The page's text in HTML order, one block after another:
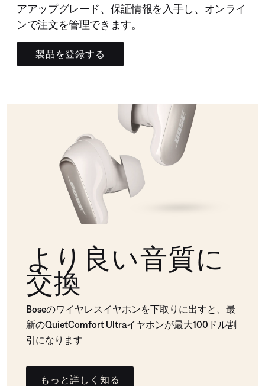
アアップグレード、保証情報を入手し、オンライ
ンで注文を管理できます。
製品を登録する
より良い音質に
交換
Boseのワイヤレスイヤホンを下取りに出すと、最
新のQuietComfort Ultraイヤホンが最大100ドル割
引になります
もっと詳しく知る